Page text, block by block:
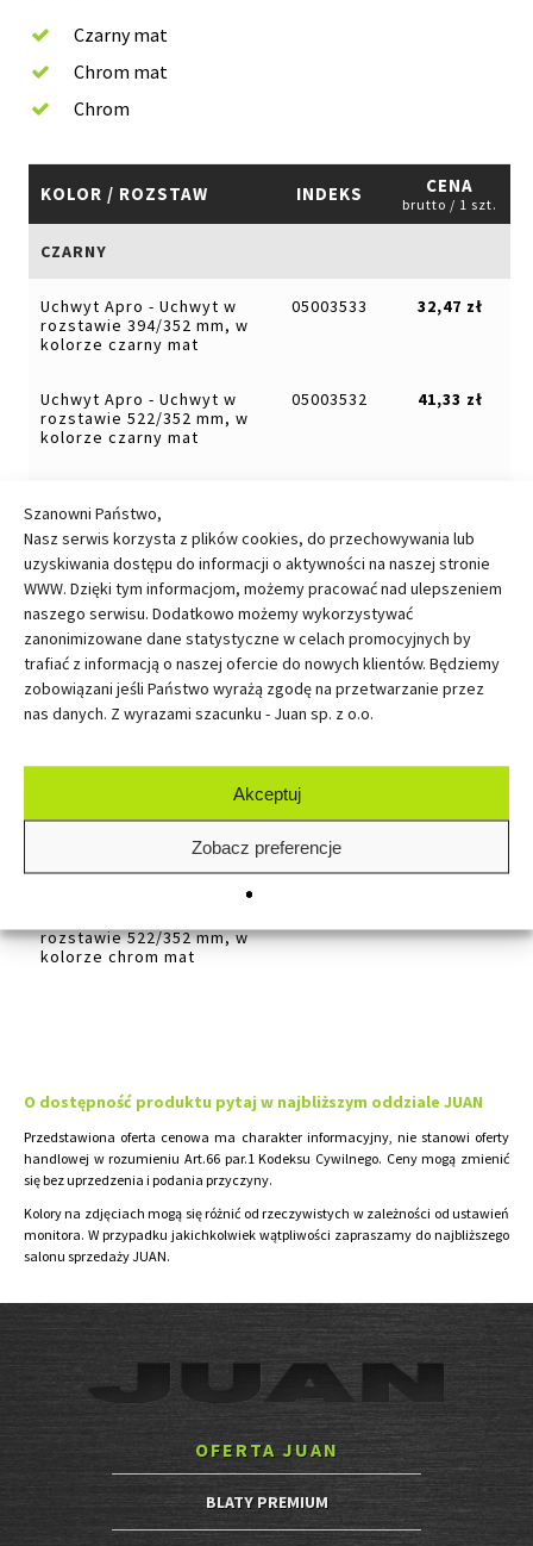
Szanowni Państwo,
Nasz serwis korzysta z plików cookies, do przechowywania lub
uzyskiwania dostępu do informacji o aktywności na naszej stronie
WWW. Dzięki tym informacjom, możemy pracować nad ulepszeniem
naszego serwisu. Dodatkowo możemy wykorzystywać
zanonimizowane dane statystyczne w celach promocyjnych by
trafiać z informacją o naszej ofercie do nowych klientów. Będziemy
zobowiązani jeśli Państwo wyrażą zgodę na przetwarzanie przez
nas danych. Z wyrazami szacunku - Juan sp. z o.o.
Akceptuj
Zobacz preferencje
Czarny mat
Chrom mat
Chrom
KOLOR / ROZSTAW INDEKS CENA
brutto / 1 szt.
CZARNY
Uchwyt Apro - Uchwyt w
rozstawie 394/352 mm, w
kolorze czarny mat
05003533 32,47 zł
Uchwyt Apro - Uchwyt w
rozstawie 522/352 mm, w
kolorze czarny mat
05003532 41,33 zł
rozstawie 1135/352 mm, w
kolorze czarny mat
CHROM
Uchwyt Apro - Uchwyt w
rozstawie 394/352 mm, w
kolorze chrom
05003572 34,97 zł
kolorze chrom mat
Uchwyt Apro - Uchwyt w
rozstawie 522/352 mm, w
05003536 39,86 zł
rozstawie 522/352 mm, w
kolorze chrom mat
O dostępność produktu pytaj w najbliższym oddziale JUAN
Przedstawiona oferta cenowa ma charakter informacyjny, nie stanowi oferty
handlowej w rozumieniu Art.66 par.1 Kodeksu Cywilnego. Ceny mogą zmienić
się bez uprzedzenia i podania przyczyny.
Kolory na zdjęciach mogą się różnić od rzeczywistych w zależności od ustawień
monitora. W przypadku jakichkolwiek wątpliwości zapraszamy do najbliższego
salonu sprzedaży JUAN.
OFERTA JUAN
BLATY PREMIUM